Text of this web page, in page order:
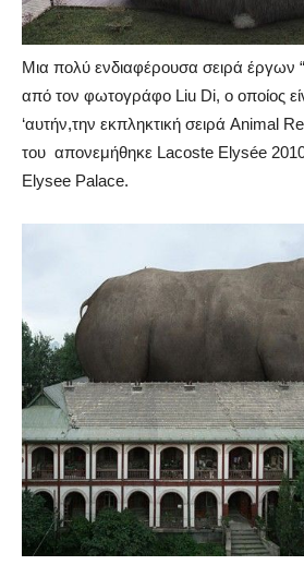
Μια πολύ ενδιαφέρουσα σειρά έργων
από τον φωτογράφο Liu Di, ο οποίος
‘αυτήν,την εκπληκτική σειρά Animal
του απονεμήθηκε Lacoste Elysée
Elysee Palace.